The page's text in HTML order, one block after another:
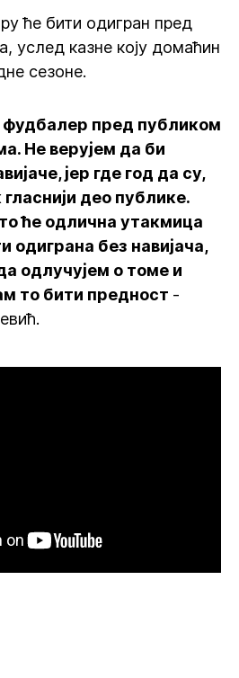
ће бити одигран пред
услед казне коју домаћин
сезоне.
пред публиком
Не верујем да би
јер где год да су,
део публике.
ће одлична утакмица
одиграна без навијача,
одлучујем о томе и
то бити предност -